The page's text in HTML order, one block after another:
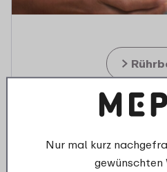
Nur mal kurz
gewünschten